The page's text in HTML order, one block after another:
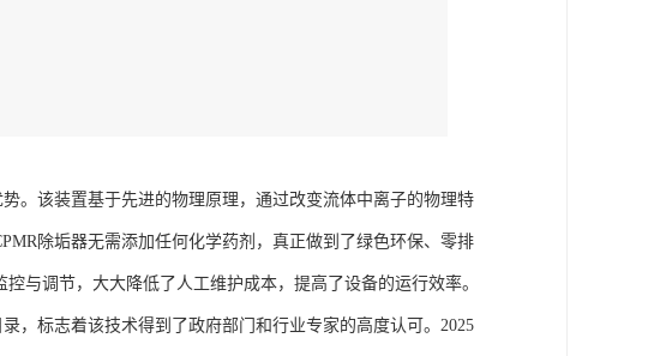
。该装置基于先进的物理原理，通过改变流体中离子的物理特
除垢器无需添加任何化学药剂，真正做到了绿色环保、零排
与调节，大大降低了人工维护成本，提高了设备的运行效率。
，标志着该技术得到了政府部门和行业专家的高度认可。2025